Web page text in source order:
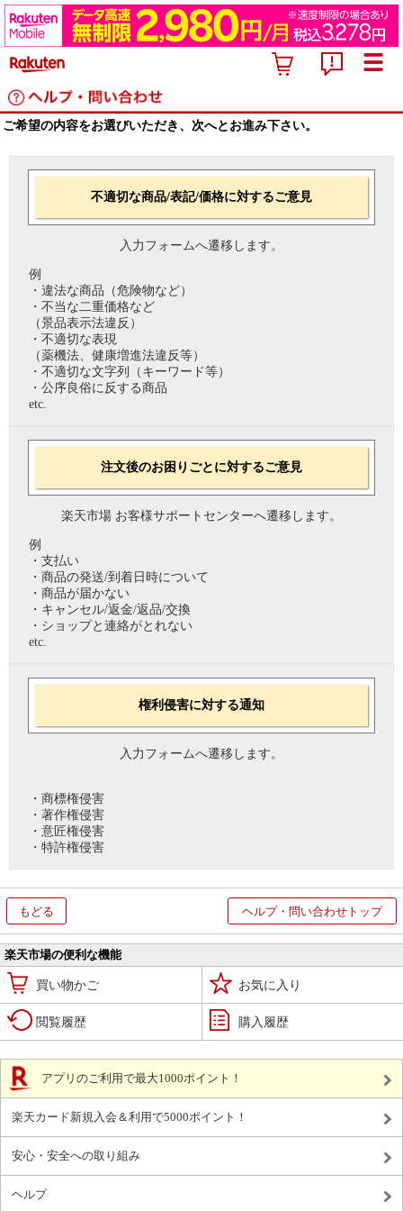
ご希望の内容をお選びいただき、次へとお進み下さい。
不適切な商品/表記/価格に対するご意見
入力フォームへ遷移します。
例
・違法な商品（危険物など）
・不当な二重価格など
（景品表示法違反）
・不適切な表現
（薬機法、健康増進法違反等）
・不適切な文字列（キーワード等）
・公序良俗に反する商品
etc.
注文後のお困りごとに対するご意見
楽天市場 お客様サポートセンターへ遷移します。
例
・支払い
・商品の発送/到着日時について
・商品が届かない
・キャンセル/返金/返品/交換
・ショップと連絡がとれない
etc.
権利侵害に対する通知
入力フォームへ遷移します。
・商標権侵害
・著作権侵害
・意匠権侵害
・特許権侵害
もどる ヘルプ・問い合わせトップ
楽天市場の便利な機能
買い物かご お気に入り
閲覧履歴 購入履歴
アプリのご利用で最大1000ポイント！
楽天カード新規入会＆利用で5000ポイント！
安心・安全への取り組み
ヘルプ